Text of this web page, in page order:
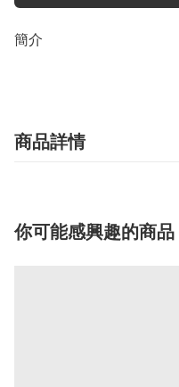
簡介
商品詳情
你可能感興趣的商品